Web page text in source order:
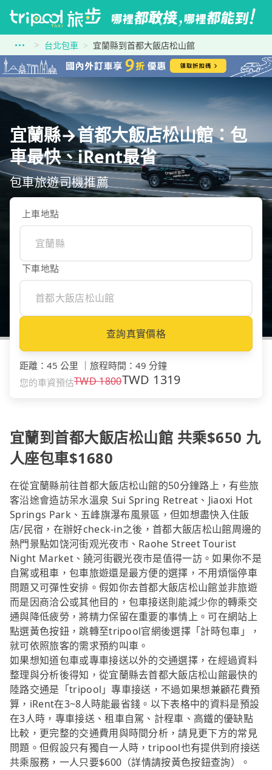
台北包車 宜蘭縣到首都大飯店松山館
宜蘭縣→首都大飯店松山館：包
車最快、iRent最省
包車旅遊司機推薦
上車地點
下車地點
查詢真實價格
距離 ： 45 公里 旅程時間 ： 49 分鐘
您的車資預估TWD1800TWD 1319
宜蘭到首都大飯店松山館 共乘$650 九
人座包車$1680
在從宜蘭縣前往首都大飯店松山館的50分鐘路上，有些旅
客沿途會造訪呆水溫泉 Sui Spring Retreat、Jiaoxi Hot
Springs Park、五峰旗瀑布風景區，但如想盡快入住飯
店/民宿，在辦好check-in之後，首都大飯店松山館周邊的
熱門景點如饶河街观光夜市、Raohe Street Tourist
Night Market、饒河街觀光夜市是值得一訪。如果你不是
自駕或租車，包車旅遊還是最方便的選擇，不用煩惱停車
問題又可彈性安排。假如你去首都大飯店松山館並非旅遊
而是因商洽公或其他目的，包車接送則能減少你的轉乘交
通與降低疲勞，將精力保留在重要的事情上。可在網站上
點選黃色按鈕，跳轉至tripool官網後選擇「計時包車」，
就可依照旅客的需求預約叫車。
如果想知道包車或專車接送以外的交通選擇，在經過資料
整理與分析後得知，從宜蘭縣去首都大飯店松山館最快的
陸路交通是「tripool」專車接送，不過如果想兼顧花費預
算，iRent在3~8人時能最省錢。以下表格中的資料是預設
在3人時，專車接送、租車自駕、計程車、高鐵的優缺點
比較，更完整的交通費用與時間分析，請見更下方的常見
問題。但假設只有獨自一人時，tripool也有提供到府接送
共乘服務，一人只要$600（詳情請按黃色按鈕查詢）。